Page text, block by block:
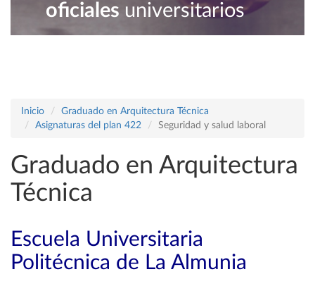
oficiales universitarios
Inicio
Graduado en Arquitectura Técnica
Asignaturas del plan 422
Seguridad y salud laboral
Graduado en Arquitectura
Técnica
Escuela Universitaria
Politécnica de La Almunia